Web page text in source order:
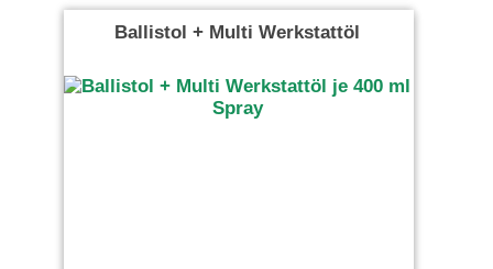
Ballistol + Multi Werkstattöl